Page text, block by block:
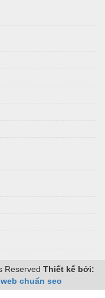
Reserved Thiết kế bởi:
chuẩn seo